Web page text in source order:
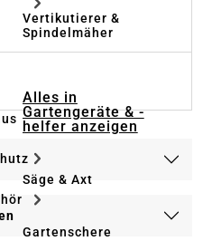
Vertikutierer &
Spindelmäher
Alles in
Gartengeräte & -
helfer anzeigen
Säge & Axt
Gartenschere